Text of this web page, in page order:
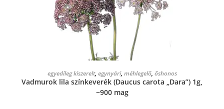
KOSÁRBA TESZEM
egyedileg kiszerelt, egynyári, méhlegelő, őshonos
Vadmurok lila színkeverék (Daucus carota „Dara”) 1g,
~900 mag